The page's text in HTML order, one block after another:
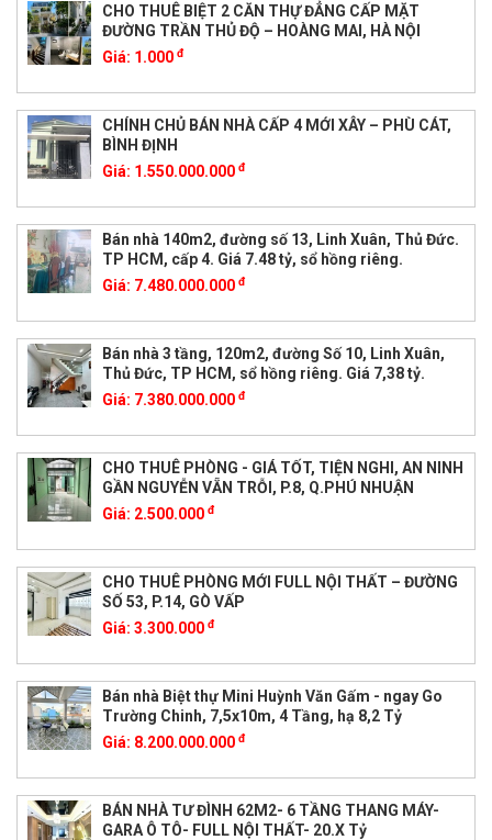
CHO THUÊ BIỆT 2 CĂN THỰ ĐẲNG CẤP MẶT
ĐƯỜNG TRẦN THỦ ĐỘ – HOÀNG MAI, HÀ NỘI
Giá: 1.000 đ
CHÍNH CHỦ BÁN NHÀ CẤP 4 MỚI XÂY – PHÙ CÁT,
BÌNH ĐỊNH
Giá: 1.550.000.000 đ
Bán nhà 140m2, đường số 13, Linh Xuân, Thủ Đức.
TP HCM, cấp 4. Giá 7.48 tỷ, sổ hồng riêng.
Giá: 7.480.000.000 đ
Bán nhà 3 tầng, 120m2, đường Số 10, Linh Xuân,
Thủ Đức, TP HCM, sổ hồng riêng. Giá 7,38 tỷ.
Giá: 7.380.000.000 đ
CHO THUÊ PHÒNG - GIÁ TỐT, TIỆN NGHI, AN NINH
GẦN NGUYỄN VẴN TRỖI, P.8, Q.PHÚ NHUẬN
Giá: 2.500.000 đ
CHO THUÊ PHÒNG MỚI FULL NỘI THẤT – ĐƯỜNG
SỐ 53, P.14, GÒ VẤP
Giá: 3.300.000 đ
Bán nhà Biệt thự Mini Huỳnh Văn Gấm - ngay Go
Trường Chinh, 7,5x10m, 4 Tầng, hạ 8,2 Tỷ
Giá: 8.200.000.000 đ
BÁN NHÀ TƯ ĐÌNH 62M2- 6 TẦNG THANG MÁY-
GARA Ô TÔ- FULL NỘI THẤT- 20.X Tỷ